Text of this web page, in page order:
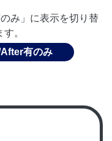
み」に表示を切り替
。
有のみ